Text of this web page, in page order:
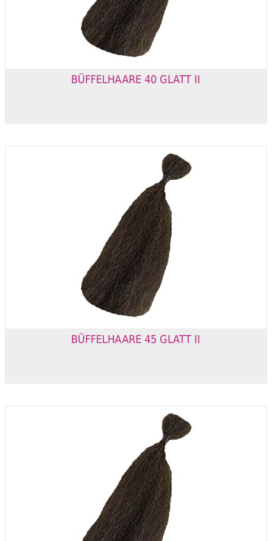
BÜFFELHAARE 40 GLATT II
BÜFFELHAARE 45 GLATT II